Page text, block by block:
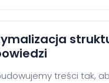
treści tak,